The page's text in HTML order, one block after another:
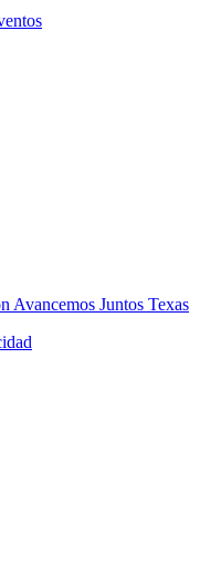
Avancemos Juntos Texas